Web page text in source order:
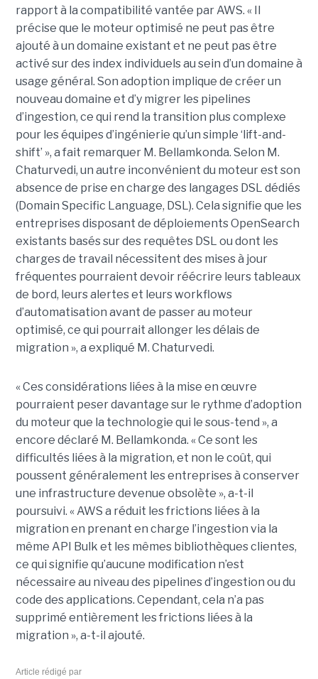
rapport à la compatibilité vantée par AWS. « Il
précise que le moteur optimisé ne peut pas être
ajouté à un domaine existant et ne peut pas être
activé sur des index individuels au sein d’un domaine à
usage général. Son adoption implique de créer un
nouveau domaine et d’y migrer les pipelines
d’ingestion, ce qui rend la transition plus complexe
pour les équipes d’ingénierie qu’un simple ‘lift-and-
shift’ », a fait remarquer M. Bellamkonda. Selon M.
Chaturvedi, un autre inconvénient du moteur est son
absence de prise en charge des langages DSL dédiés
(Domain Specific Language, DSL). Cela signifie que les
entreprises disposant de déploiements OpenSearch
existants basés sur des requêtes DSL ou dont les
charges de travail nécessitent des mises à jour
fréquentes pourraient devoir réécrire leurs tableaux
de bord, leurs alertes et leurs workflows
d’automatisation avant de passer au moteur
optimisé, ce qui pourrait allonger les délais de
migration », a expliqué M. Chaturvedi.
« Ces considérations liées à la mise en œuvre
pourraient peser davantage sur le rythme d’adoption
du moteur que la technologie qui le sous-tend », a
encore déclaré M. Bellamkonda. « Ce sont les
difficultés liées à la migration, et non le coût, qui
poussent généralement les entreprises à conserver
une infrastructure devenue obsolète », a-t-il
poursuivi. « AWS a réduit les frictions liées à la
migration en prenant en charge l’ingestion via la
même API Bulk et les mêmes bibliothèques clientes,
ce qui signifie qu’aucune modification n’est
nécessaire au niveau des pipelines d’ingestion ou du
code des applications. Cependant, cela n’a pas
supprimé entièrement les frictions liées à la
migration », a-t-il ajouté.
Article rédigé par